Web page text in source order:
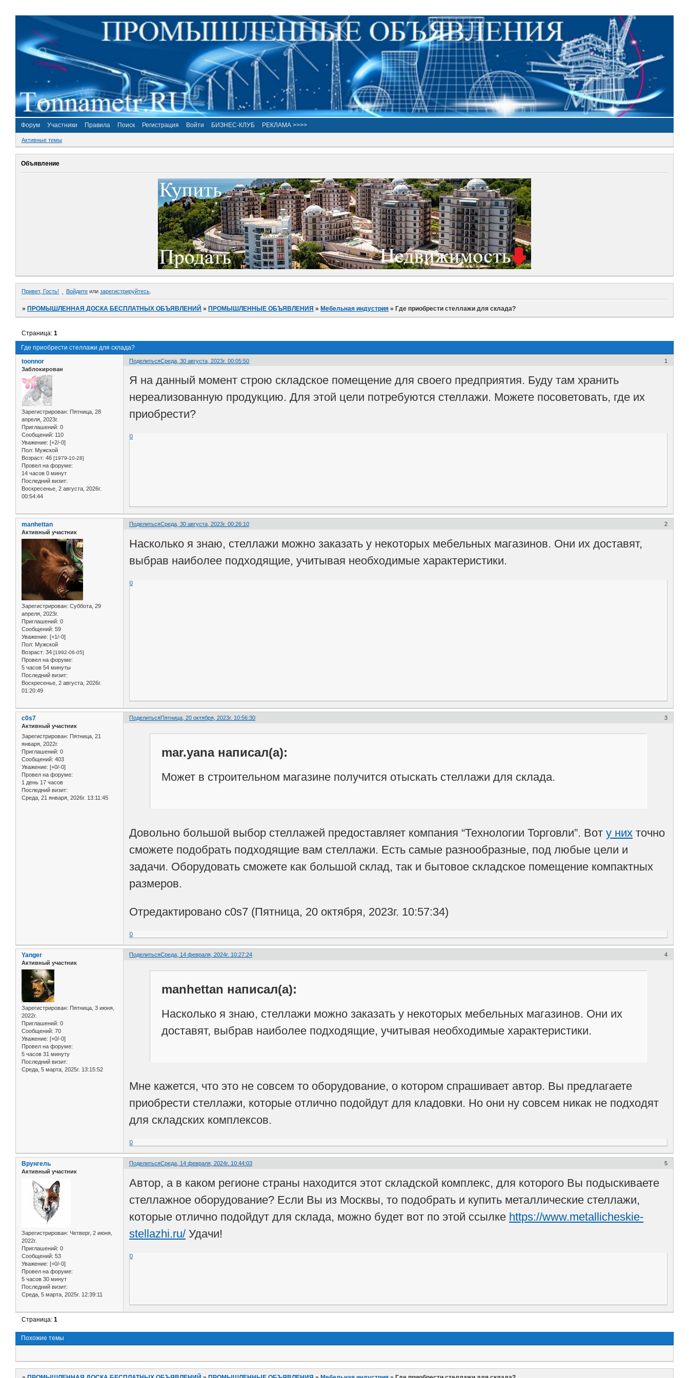
Форум Участники Правила Поиск Регистрация Войти БИЗНЕС-КЛУБ РЕКЛАМА >>>>
Активные темы
Объявление
Привет, Гость! Войдите или зарегистрируйтесь
»ПРОМЫШЛЕННАЯ ДОСКА БЕСПЛАТНЫХ ОБЪЯВЛЕНИЙ »ПРОМЫШЛЕННЫЕ ОБЪЯВЛЕНИЯ »Мебельная индустрия »Где приобрести стеллажи для склада?
Где приобрести стеллажи для склада?
Страница:1
Поделиться 1
Среда, 30 августа, 2023г. 00:05:50
toonnor
Заблокирован
Зарегистрирован: Пятница, 28
апреля, 2023г.
Приглашений: 0
Сообщений: 110
Уважение: [+2/-0]
Пол: Мужской
Возраст: 46 [1979-10-28]
Провел на форуме:
14 часов 0 минут
Последний визит:
Воскресенье, 2 августа, 2026г.
00:54:44
Я на данный момент строю складское помещение для своего предприятия. Буду там хранить
нереализованную продукцию. Для этой цели потребуются стеллажи. Можете посоветовать, где их
приобрести?
0
Поделиться 2
Среда, 30 августа, 2023г. 00:26:10
manhettan
Активный участник
Зарегистрирован: Суббота, 29
апреля, 2023г.
Приглашений: 0
Сообщений: 59
Уважение: [+1/-0]
Пол: Мужской
Возраст: 34 [1992-06-05]
Провел на форуме:
5 часов 54 минуты
Последний визит:
Воскресенье, 2 августа, 2026г.
01:20:49
Насколько я знаю, стеллажи можно заказать у некоторых мебельных магазинов. Они их доставят,
выбрав наиболее подходящие, учитывая необходимые характеристики.
0
Поделиться 3
Пятница, 20 октября, 2023г. 10:56:30
c0s7
Активный участник
Зарегистрирован: Пятница, 21
января, 2022г.
Приглашений: 0
Сообщений: 403
Уважение: [+0/-0]
Провел на форуме:
1 день 17 часов
Последний визит:
Среда, 21 января, 2026г. 13:11:45
mar.yana написал(а):
Может в строительном магазине получится отыскать стеллажи для склада.
Довольно большой выбор стеллажей предоставляет компания “Технологии Торговли”. Воту них точно
сможете подобрать подходящие вам стеллажи. Есть самые разнообразные, под любые цели и
задачи. Оборудовать сможете как большой склад, так и бытовое складское помещение компактных
размеров.
Отредактировано c0s7 (Пятница, 20 октября, 2023г. 10:57:34)
0
Поделиться 4
Среда, 14 февраля, 2024г. 10:27:24
Yanger
Активный участник
Зарегистрирован: Пятница, 3 июня,
2022г.
Приглашений: 0
Сообщений: 70
Уважение: [+0/-0]
Провел на форуме:
5 часов 31 минуту
Последний визит:
Среда, 5 марта, 2025г. 13:15:52
manhettan написал(а):
Насколько я знаю, стеллажи можно заказать у некоторых мебельных магазинов. Они их
доставят, выбрав наиболее подходящие, учитывая необходимые характеристики.
Мне кажется, что это не совсем то оборудование, о котором спрашивает автор. Вы предлагаете
приобрести стеллажи, которые отлично подойдут для кладовки. Но они ну совсем никак не подходят
для складских комплексов.
0
Поделиться 5
Среда, 14 февраля, 2024г. 10:44:03
Врунгель
Активный участник
Зарегистрирован: Четверг, 2 июня,
2022г.
Приглашений: 0
Сообщений: 53
Уважение: [+0/-0]
Провел на форуме:
5 часов 30 минут
Последний визит:
Среда, 5 марта, 2025г. 12:39:11
Автор, а в каком регионе страны находится этот складской комплекс, для которого Вы подыскиваете
стеллажное оборудование? Если Вы из Москвы, то подобрать и купить металлические стеллажи,
которые отлично подойдут для склада, можно будет вот по этой ссылке https://www.metallicheskie-
stellazhi.ru/ Удачи!
0
Страница:1
Похожие темы